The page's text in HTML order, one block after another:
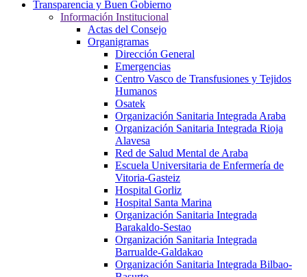
Transparencia y Buen Gobierno
Información Institucional
Actas del Consejo
Organigramas
Dirección General
Emergencias
Centro Vasco de Transfusiones y Tejidos
Humanos
Osatek
Organización Sanitaria Integrada Araba
Organización Sanitaria Integrada Rioja
Alavesa
Red de Salud Mental de Araba
Escuela Universitaria de Enfermería de
Vitoria-Gasteiz
Hospital Gorliz
Hospital Santa Marina
Organización Sanitaria Integrada
Barakaldo-Sestao
Organización Sanitaria Integrada
Barrualde-Galdakao
Organización Sanitaria Integrada Bilbao-